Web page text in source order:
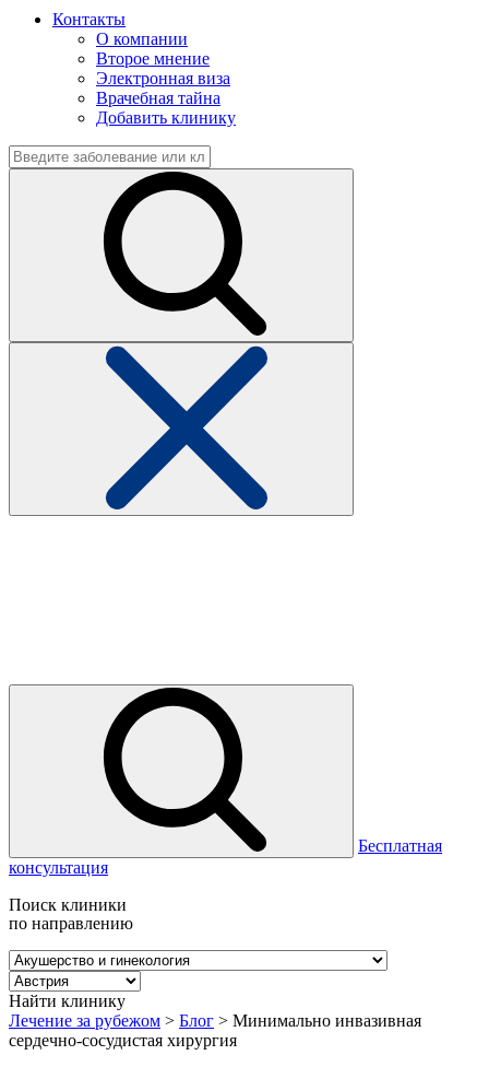
Контакты
О компании
Второе мнение
Электронная виза
Врачебная тайна
Добавить клинику
Бесплатная
консультация
Поиск клиники
по направлению
Найти клинику
Лечение за рубежом > Блог > Минимально инвазивная
сердечно-сосудистая хирургия